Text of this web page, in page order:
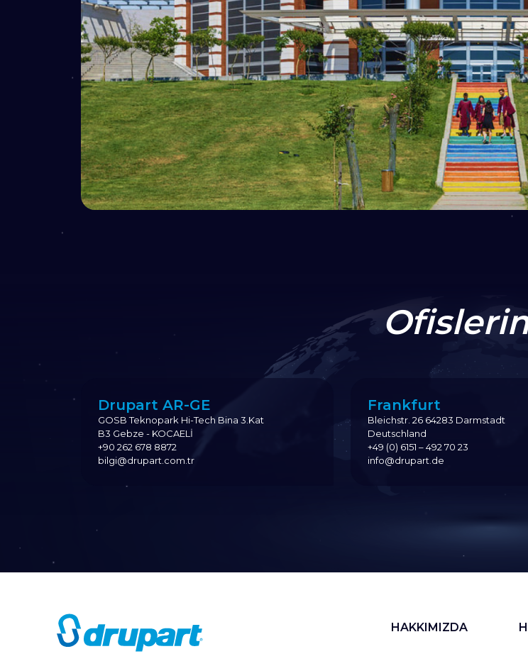
Drupart AR-GE
GOSB Teknopark Hi-Tech Bina 3.Kat
B3 Gebze - KOCAELİ
+90 262 678 8872
bilgi@drupart.com.tr
Frankfurt
Bleichstr. 26 64283 Darmstadt
Deutschland
+49 (0) 6151 – 492 70 23
info@drupart.de
HAKKIMIZDA